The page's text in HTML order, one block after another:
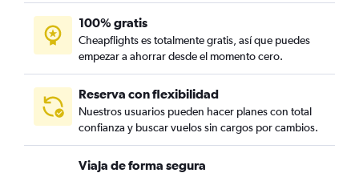
100% gratis
Cheapflights es totalmente gratis, así que puedes
empezar a ahorrar desde el momento cero.
Reserva con flexibilidad
Nuestros usuarios pueden hacer planes con total
confianza y buscar vuelos sin cargos por cambios.
Viaja de forma segura